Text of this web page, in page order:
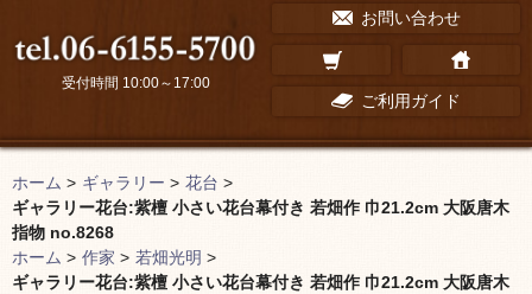
お問い合わせ
ご利用ガイド
受付時間 10:00～17:00
ホーム > ギャラリー > 花台 >
ギャラリー花台:紫檀 小さい花台幕付き 若畑作 巾21.2cm 大阪唐木
指物 no.8268
ホーム > 作家 > 若畑光明 >
ギャラリー花台:紫檀 小さい花台幕付き 若畑作 巾21.2cm 大阪唐木